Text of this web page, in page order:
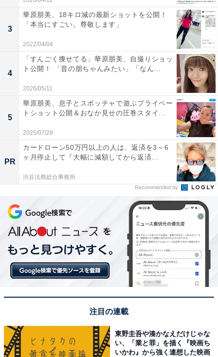
3
華原朋美、18キロ減の最新ショットを公開！
「本当にすごい。尊敬します」
2022/04/04
4
「すんごく痩せてる」華原朋美、自撮りショッ
ト公開！ 「昔の朋ちゃんみたい」「なん...
2026/05/11
5
華原朋美、息子とスポッチャで遊ぶプライベー
トショット公開＆おなか見せの圧巻スタイ...
2025/07/28
PR
カードローン50万円以上の人は、返済を3～6
ヶ月停止して『大幅に減額してから返済...
渋谷法務総合事務所
Recommended by
注目の連載
東野圭吾や湊かなえだけじゃな
い、「業と罪」を描く『映画ち
いかわ』から強く連想した映画